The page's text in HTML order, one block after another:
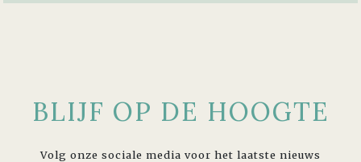
BLIJF OP DE HOOGTE
Volg onze sociale media voor het laatste nieuws